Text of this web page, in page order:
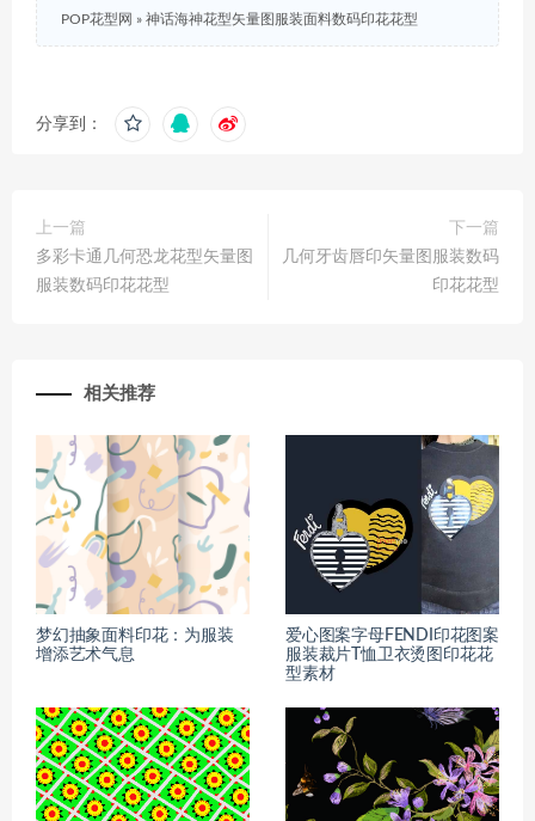
POP花型网 » 神话海神花型矢量图服装面料数码印花花型
分享到：
上一篇
多彩卡通几何恐龙花型矢量图
服装数码印花花型
下一篇
几何牙齿唇印矢量图服装数码
印花花型
相关推荐
梦幻抽象面料印花：为服装
增添艺术气息
爱心图案字母FENDI印花图案
服装裁片T恤卫衣烫图印花花
型素材